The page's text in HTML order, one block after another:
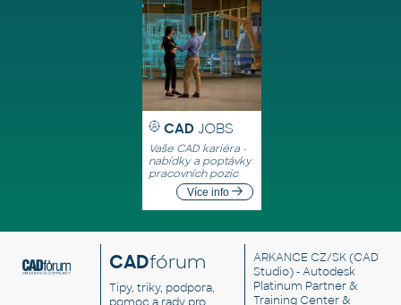
CAD JOBS
Vaše CAD kariéra -
nabídky a poptávky
pracovních pozic
Více info
CADfórum
Tipy, triky, podpora,
ARKANCE CZ/SK(CAD
Studio) - Autodesk
Platinum Partner &
Training Center &